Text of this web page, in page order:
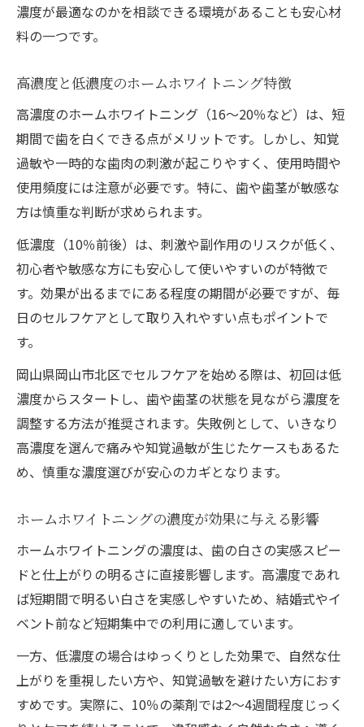
濃度が最適なのかを相談できる環境があることも安心材
料の一つです。
高濃度と低濃度のホームホワイトニング特徴
高濃度のホームホワイトニング（16～20％など）は、短
期間で歯を白くできる点がメリットです。しかし、知覚
過敏や一時的な歯肉の刺激が起こりやすく、使用時間や
使用頻度には注意が必要です。特に、歯や歯茎が敏感な
方は慎重な判断が求められます。
低濃度（10％前後）は、刺激や副作用のリスクが低く、
初心者や敏感な方にも安心して使いやすいのが特徴で
す。効果が出るまでにある程度の期間が必要ですが、毎
日のセルフケアとして取り入れやすい点もポイントで
す。
岡山県岡山市北区でセルフケアを始める際は、初回は低
濃度からスタートし、歯や歯茎の状態を見ながら濃度を
調整する方法が推奨されます。失敗例として、いきなり
高濃度を選んで痛みや知覚過敏が生じたケースもあるた
め、慎重な濃度選びが安心のカギとなります。
ホームホワイトニングの濃度が効果に与える影響
ホームホワイトニングの濃度は、歯の白さの実感スピー
ドと仕上がりの明るさに直接影響します。高濃度であれ
ば短期間で明るい白さを実感しやすいため、結婚式やイ
ベント前など短期集中での利用に適しています。
一方、低濃度の場合はゆっくりとした効果で、自然な仕
上がりを重視したい方や、知覚過敏を避けたい方におす
すめです。実際に、10％の薬剤では2～4週間程度じっく